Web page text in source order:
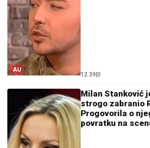
AU
12:39|0
Milan Stanković
strogo zabranio
Progovorila o
povratku na